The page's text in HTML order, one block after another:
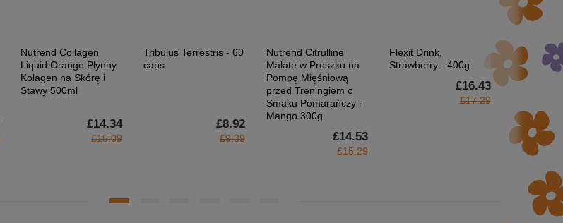
Nutrend Collagen
Liquid Orange Płynny
Kolagen na Skórę i
Stawy 500ml
£14.34
£15.09
Tribulus Terrestris - 60
caps
£8.92
£9.39
Nutrend Citrulline
Malate w Proszku na
Pompę Mięśniową
przed Treningiem o
Smaku Pomarańczy i
Mango 300g
£14.53
£15.29
Flexit Drink,
Strawberry - 400g
£16.43
£17.29
Flexit Gold